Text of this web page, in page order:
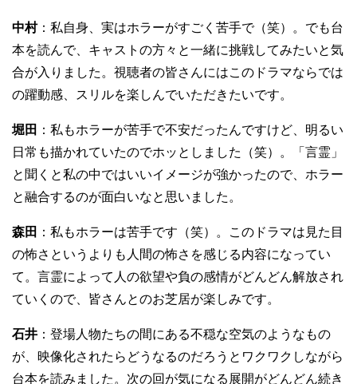
中村：私自身、実はホラーがすごく苦手で（笑）。でも台
本を読んで、キャストの方々と一緒に挑戦してみたいと気
合が入りました。視聴者の皆さんにはこのドラマならでは
の躍動感、スリルを楽しんでいただきたいです。
堀田 ：私もホラーが苦手で不安だったんですけど、明るい
日常も描かれていたのでホッとしました（笑）。「言霊」
と聞くと私の中ではいいイメージが強かったので、ホラー
と融合するのが面白いなと思いました。
森田 ：私もホラーは苦手です（笑）。このドラマは見た目
の怖さというよりも人間の怖さを感じる内容になってい
て。言霊によって人の欲望や負の感情がどんどん解放され
ていくので、皆さんとのお芝居が楽しみです。
石井 ：登場人物たちの間にある不穏な空気のようなもの
が、映像化されたらどうなるのだろうとワクワクしながら
台本を読みました。次の回が気になる展開がどんどん続き